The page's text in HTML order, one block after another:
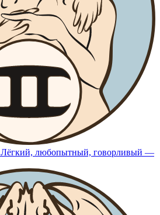
Лёгкий, любопытный, говорливый —